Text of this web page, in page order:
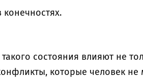
состояния влияют не
которые человек